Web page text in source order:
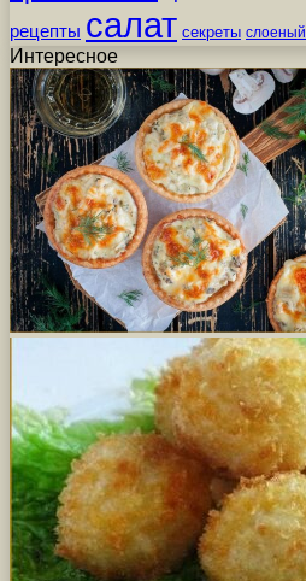
рецепты салат секреты слоеный
Интересное